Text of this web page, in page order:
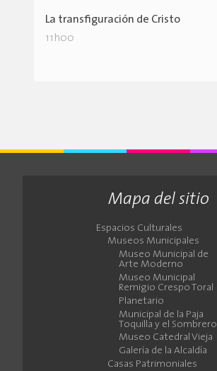
La transfiguración de Cristo
11h00
Mapa del sitio
Espacios Culturales
Museos Municipales
Museo Municipal de
Arte Moderno
Museo Municipal
Remigio Crespo Toral
Planetario
Municipal de la Paja
Toquilla y el Sombrero
Museo Catedral Vieja
Galería de la Alcaldía
Casas Patrimoniales